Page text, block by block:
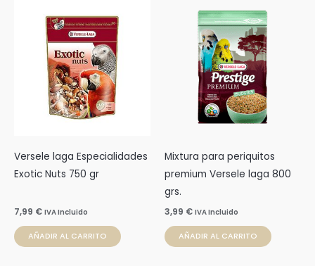
Versele laga Especialidades
Exotic Nuts 750 gr
7,99 € IVA Incluido
AÑADIR AL CARRITO
Mixtura para periquitos
premium Versele laga 800
grs.
3,99 € IVA Incluido
AÑADIR AL CARRITO